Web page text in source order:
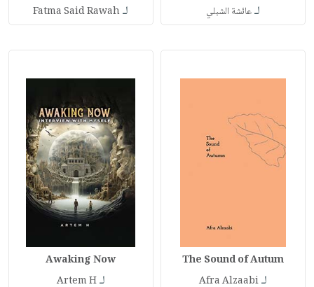
لـعائشة الشبلي لـFatma Said Rawah
The Sound of Autum
لـAfra Alzaabi
Awaking Now
لـArtem H